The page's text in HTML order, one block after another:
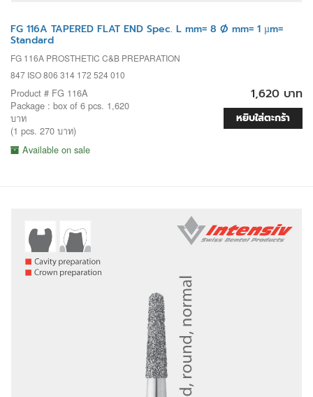
FG 116A TAPERED FLAT END Spec. L mm= 8 Ø mm= 1 µm=
Standard
FG 116A PROSTHETIC C&B PREPARATION
847 ISO 806 314 172 524 010
Product # FG 116A
Package : box of 6 pcs. 1,620
บาท
(1 pcs. 270 บาท)
Available on sale
1,620 บาท
หยิบใส่ตะกร้า